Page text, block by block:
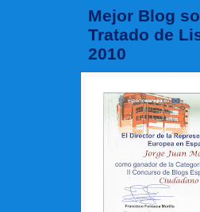
Mejor Blog
Tratado de
2010